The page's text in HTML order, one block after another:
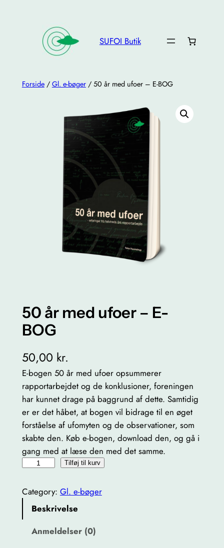
SUFOI Butik
Forside/ Gl. e-bøger/ 50 år med ufoer – E-BOG
50 år med ufoer – E-
BOG
50,00 kr.
E-bogen 50 år med ufoer opsummerer
rapportarbejdet og de konklusioner, foreningen
har kunnet drage på baggrund af dette. Samtidig
er er det håbet, at bogen vil bidrage til en øget
forståelse af ufomyten og de observationer, som
skabte den. Køb e-bogen, download den, og gå i
gang med at læse den med det samme.
å
Tilføj til kurv
Category: Gl. e-bøger
Beskrivelse
Anmeldelser (0)